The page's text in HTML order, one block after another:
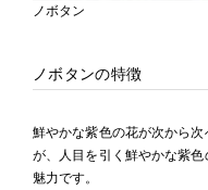
ノボタン
ノボタンの特徴
鮮やかな紫色の花が次から
が、人目を引く鮮やかな紫
魅力です。